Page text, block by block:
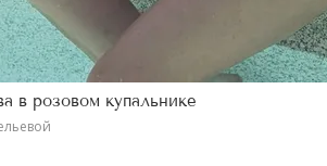
в розовом купальнике